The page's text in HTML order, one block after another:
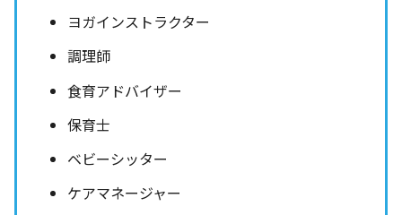
ヨガインストラクター
調理師
食育アドバイザー
保育士
ベビーシッター
ケアマネージャー